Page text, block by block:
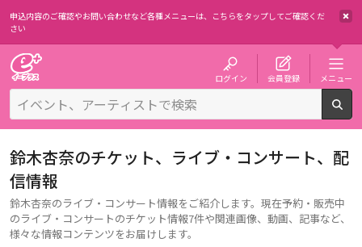
申込内容のご確認やお問い合わせなど各種メニューは、 こちらをタップしてご確認くだ
さい
ログイン 会員登録 メニュー
鈴木杏奈のチケット、ライブ・コンサート、配
信情報
鈴木杏奈のライブ・コンサート情報をご紹介します。現在予約・販売中
のライブ・コンサートのチケット情報7件や関連画像、動画、記事など、
様々な情報コンテンツをお届けします。